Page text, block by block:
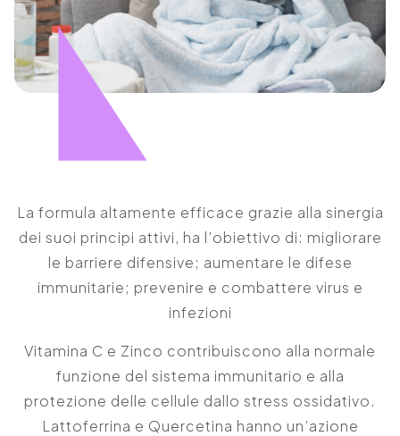
La formula altamente efficace grazie alla sinergia
dei suoi principi attivi, ha l’obiettivo di: migliorare
le barriere difensive; aumentare le difese
immunitarie; prevenire e combattere virus e
infezioni
Vitamina C e Zinco contribuiscono alla normale
funzione del sistema immunitario e alla
protezione delle cellule dallo stress ossidativo.
Lattoferrina e Quercetina hanno un’azione